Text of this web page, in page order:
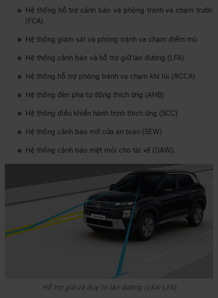
Hệ thống hỗ trợ cảnh báo và phòng tránh va chạm trước
(FCA)
Hệ thống giám sát và phòng tránh va chạm điểm mù
Hệ thống cảnh báo và hỗ trợ giữ làn đường (LFA)
Hệ thống hỗ trợ phòng tránh va chạm khi lùi (RCCA)
Hệ thống đèn pha tự động thích ứng (AHB)
Hệ thống điều khiển hành trình thích ứng (SCC)
Hệ thống cảnh báo mở cửa an toàn (SEW)
Hệ thống cảnh báo mệt mỏi cho tài xế (DAW).
Hỗ trợ giữ và duy trì làn đường (LKA-LFA)